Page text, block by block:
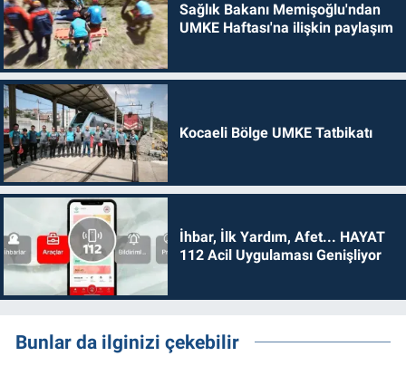
Sağlık Bakanı Memişoğlu'ndan
UMKE Haftası'na ilişkin paylaşım
Kocaeli Bölge UMKE Tatbikatı
İhbar, İlk Yardım, Afet... HAYAT
112 Acil Uygulaması Genişliyor
Bunlar da ilginizi çekebilir